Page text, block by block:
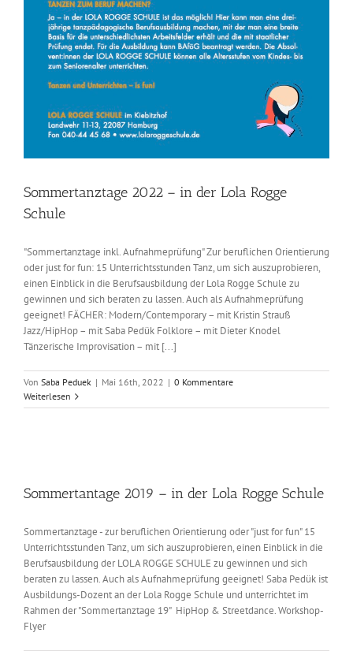
Sommertanztage 2022 – in der Lola Rogge
Schule
"Sommertanztage inkl. Aufnahmeprüfung" Zur beruflichen Orientierung
oder just for fun: 15 Unterrichtsstunden Tanz, um sich auszuprobieren,
einen Einblick in die Berufsausbildung der Lola Rogge Schule zu
gewinnen und sich beraten zu lassen. Auch als Aufnahmeprüfung
geeignet! FÄCHER: Modern/Contemporary – mit Kristin Strauß
Jazz/HipHop – mit Saba Pedük Folklore – mit Dieter Knodel
Tänzerische Improvisation – mit [...]
Von Saba Peduek | Mai 16th, 2022 | 0 Kommentare
Weiterlesen
Sommertantage 2019 – in der Lola Rogge Schule
Sommertanztage - zur beruflichen Orientierung oder "just for fun" 15
Unterrichtsstunden Tanz, um sich auszuprobieren, einen Einblick in die
Berufsausbildung der LOLA ROGGE SCHULE zu gewinnen und sich
beraten zu lassen. Auch als Aufnahmeprüfung geeignet! Saba Pedük ist
Ausbildungs-Dozent an der Lola Rogge Schule und unterrichtet im
Rahmen der "Sommertanztage 19" HipHop & Streetdance. Workshop-
Flyer